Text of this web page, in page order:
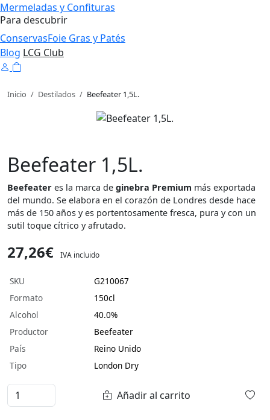
Mermeladas y Confituras
Para descubrir
ConservasFoie Gras y Patés
Blog LCG Club
Inicio / Destilados / Beefeater 1,5L.
Beefeater 1,5L.
Beefeater es la marca de ginebra Premium más exportada
del mundo. Se elabora en el corazón de Londres desde hace
más de 150 años y es portentosamente fresca, pura y con un
sutil toque cítrico y afrutado.
27,26€ IVA incluido
SKU
G210067
Formato
150cl
Alcohol
40.0%
Productor
Beefeater
País
Reino Unido
Tipo
London Dry
Añadir al carrito